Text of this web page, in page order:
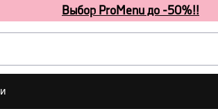
Выбор ProMenu до -50%!!